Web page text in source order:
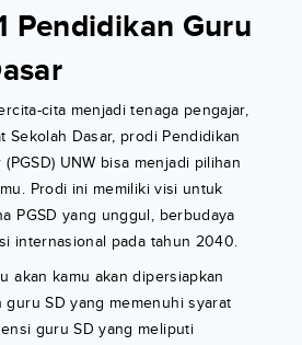
Pendidikan Guru
cita menjadi tenaga pengajar,
Sekolah Dasar, prodi Pendidikan
UNW bisa menjadi pilihan
Prodi ini memiliki visi untuk
PGSD yang unggul, berbudaya
internasional pada tahun 2040.
akan kamu akan dipersiapkan
guru SD yang memenuhi syarat
guru SD yang meliputi